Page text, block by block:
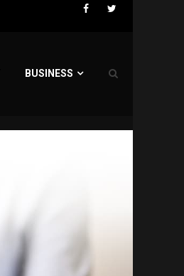
Facebook
Twitter
BUSINESS